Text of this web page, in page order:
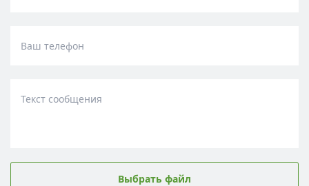
Ваш телефон
Текст сообщения
Выбрать файл